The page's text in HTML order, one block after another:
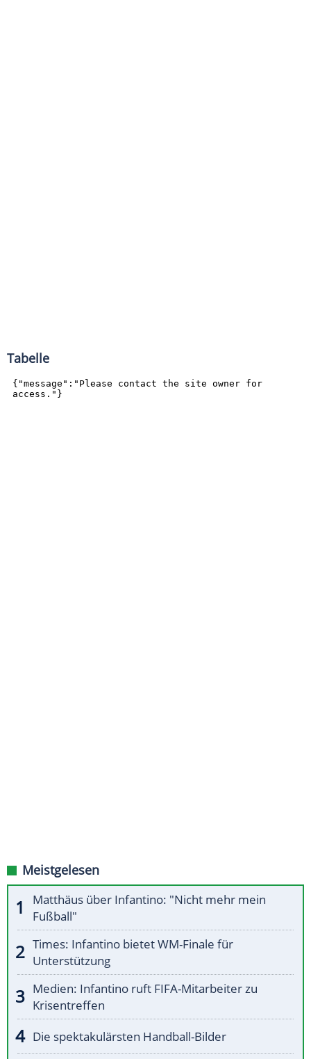
Tabelle
Meistgelesen
Matthäus über Infantino: "Nicht mehr mein
Fußball"
Times: Infantino bietet WM-Finale für
Unterstützung
Medien: Infantino ruft FIFA-Mitarbeiter zu
Krisentreffen
Die spektakulärsten Handball-Bilder